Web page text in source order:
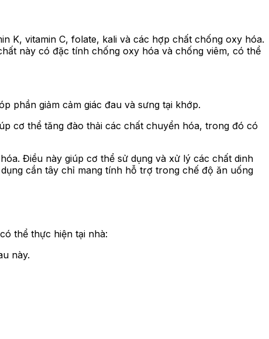
K, vitamin C, folate, kali và các hợp chất chống oxy hóa.
này có đặc tính chống oxy hóa và chống viêm, có thể
phần giảm cảm giác đau và sưng tại khớp.
cơ thể tăng đào thải các chất chuyển hóa, trong đó có
Điều này giúp cơ thể sử dụng và xử lý các chất dinh
cần tây chỉ mang tính hỗ trợ trong chế độ ăn uống
thể thực hiện tại nhà:
này.